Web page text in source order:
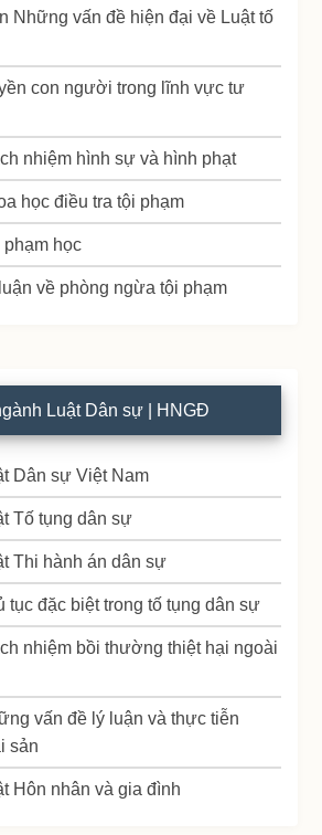
Những vấn đề hiện đại về Luật tố
con người trong lĩnh vực tư
nhiệm hình sự và hình phạt
học điều tra tội phạm
học
về phòng ngừa tội phạm
Luật Dân sự | HNGĐ
Dân sự Việt Nam
Tố tụng dân sự
Thi hành án dân sự
tục đặc biệt trong tố tụng dân sự
nhiệm bồi thường thiệt hại ngoài
vấn đề lý luận và thực tiễn
sản
Hôn nhân và gia đình